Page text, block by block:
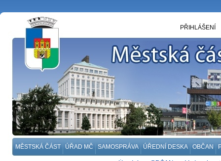
MĚSTSKÁ ČÁST ÚŘAD MČ SAMOSPRÁVA ÚŘEDNÍ DESKA OBČAN
PŘIHLÁŠENÍ